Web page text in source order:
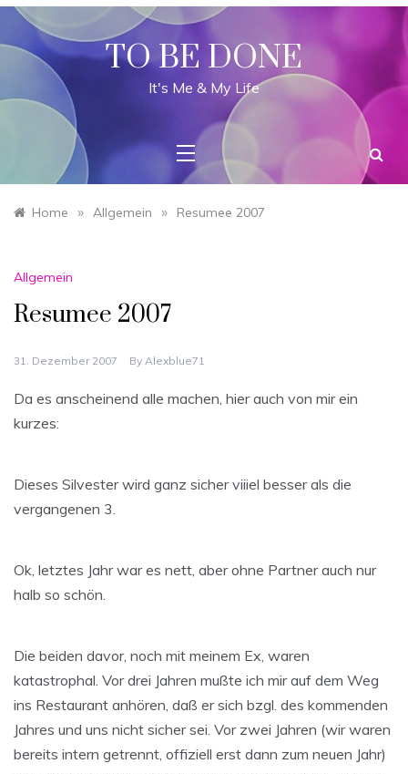
Skip
content
TO BE DONE
It's Me & My Life
Home » Allgemein » Resumee 2007
Allgemein
Resumee 2007
31. Dezember 2007 By Alexblue71
Da es anscheinend alle machen, hier auch von mir ein
kurzes:
Dieses Silvester wird ganz sicher viiiel besser als die
vergangenen 3.
Ok, letztes Jahr war es nett, aber ohne Partner auch nur
halb so schön.
Die beiden davor, noch mit meinem Ex, waren
katastrophal. Vor drei Jahren mußte ich mir auf dem Weg
ins Restaurant anhören, daß er sich bzgl. des kommenden
Jahres und uns nicht sicher sei. Vor zwei Jahren (wir waren
bereits intern getrennt, offiziell erst dann zum neuen Jahr)